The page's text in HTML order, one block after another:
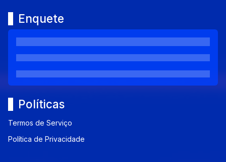
Enquete
Políticas
Termos de Serviço
Política de Privacidade